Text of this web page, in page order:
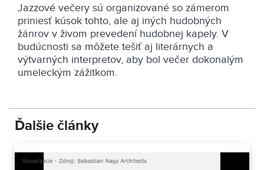
Jazzové večery sú organizované so zámerom
priniesť kúsok tohto, ale aj iných hudobných
žánrov v živom prevedení hudobnej kapely. V
budúcnosti sa môžete tešiť aj literárnych a
výtvarných interpretov, aby bol večer dokonalým
umeleckým zážitkom.
Ďalšie články